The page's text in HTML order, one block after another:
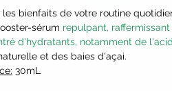
les bienfaits de votre routine
sérum repulpant,
d'hydratants, notamment de
et des baies d'açai.
30mL